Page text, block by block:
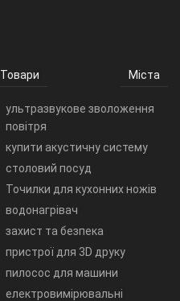
Товари Міста
ультразвукове зволоження
повітря
купити акустичну систему
столовий посуд
Точилки для кухонних ножів
водонагрівач
захист та безпека
пристрої для 3D друку
пилосос для машини
електровимірювальні